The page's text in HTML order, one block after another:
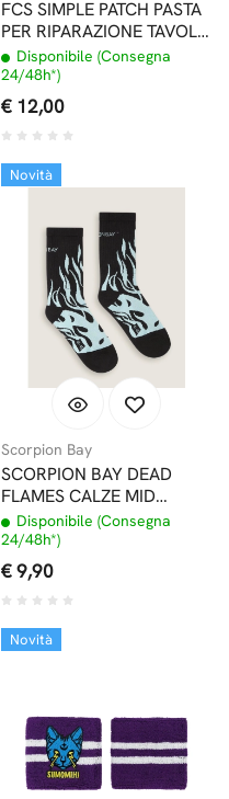
FCS SIMPLE PATCH PASTA
PER RIPARAZIONE TAVOLE
POLIESTERE
Disponibile (Consegna
24/48h*)
€ 12,00
Novità
Scorpion Bay
SCORPION BAY DEAD
FLAMES CALZE MID
JACQUARD DEAD FLAMES
Disponibile (Consegna
24/48h*)
€ 9,90
Novità